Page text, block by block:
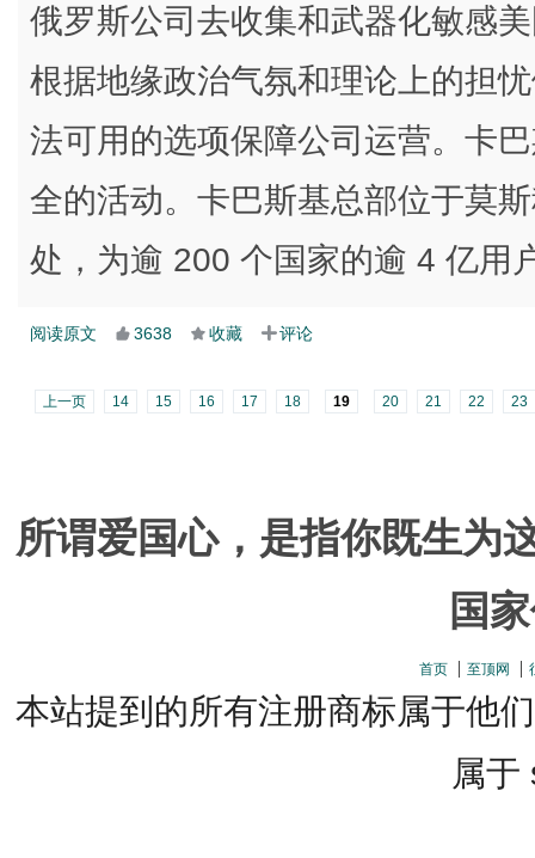
俄罗斯公司去收集和武器化敏感
根据地缘政治气氛和理论上的担
法可用的选项保障公司运营。卡
全的活动。卡巴斯基总部位于莫
处，为逾 200 个国家的逾 4 亿用
阅读原文 3638 收藏 评论
上一页 14 15 16 17 18 19 20 21 22 23
所谓爱国心，是指你既生为
国
首页 至顶网
本站提到的所有注册商标属于他
属于